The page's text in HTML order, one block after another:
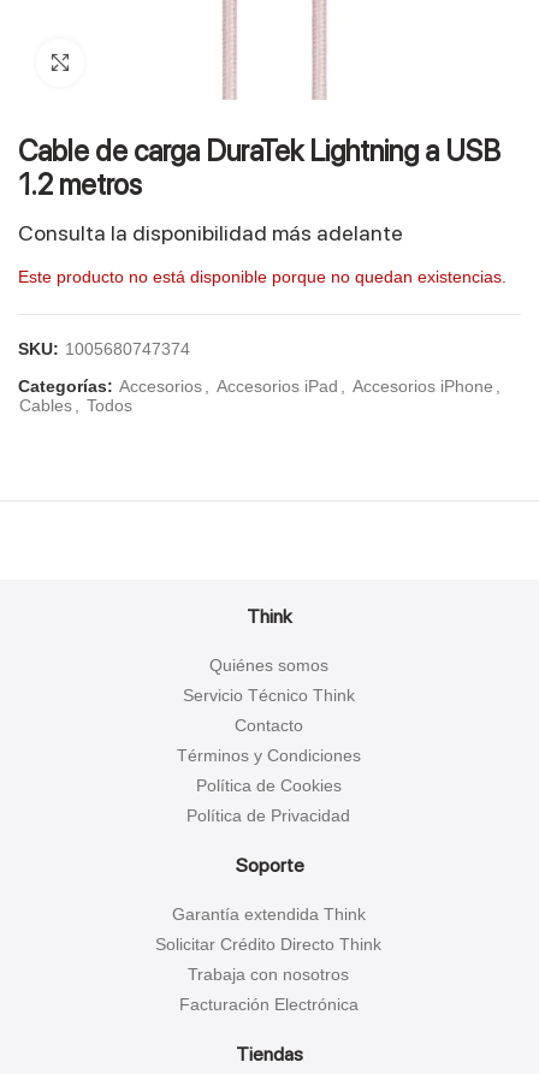
Cable de carga DuraTek Lightning a USB
1.2 metros
Consulta la disponibilidad más adelante
Este producto no está disponible porque no quedan existencias.
SKU: 1005680747374
Categorías: Accesorios Accesorios iPad Accesorios iPhone
Cables
Todos
Think
Quiénes somos
Servicio Técnico Think
Contacto
Términos y Condiciones
Política de Cookies
Política de Privacidad
Soporte
Garantía extendida Think
Solicitar Crédito Directo Think
Trabaja con nosotros
Facturación Electrónica
Tiendas